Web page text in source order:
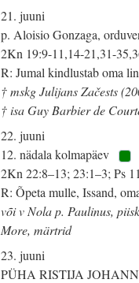
21. juuni
p. Aloisio Gonzaga,
2Kn 19:9-11,14-21,31-
R: Jumal kindlustab oma
† mskg Julijans Začests
† isa Guy Barbier de
22. juuni
12. nädala kolmapäev
2Kn 22:8–13; 23:1–3; Ps
R: Õpeta mulle, Issand,
või v Nola p. Paulinus,
More, märtrid
23. juuni
PÜHA RISTIJA